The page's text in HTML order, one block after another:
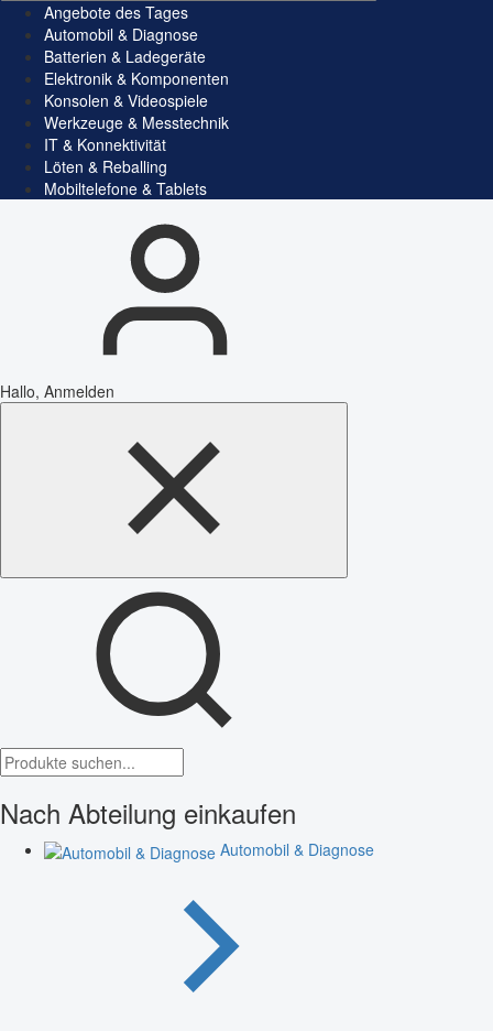
Angebote des Tages
Automobil & Diagnose
Batterien & Ladegeräte
Elektronik & Komponenten
Konsolen & Videospiele
Werkzeuge & Messtechnik
IT & Konnektivität
Löten & Reballing
Mobiltelefone & Tablets
Hallo, Anmelden
Nach Abteilung einkaufen
Automobil & Diagnose